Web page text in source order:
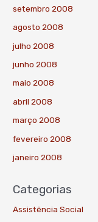
setembro 2008
agosto 2008
julho 2008
junho 2008
maio 2008
abril 2008
março 2008
fevereiro 2008
janeiro 2008
Categorias
Assistência Social